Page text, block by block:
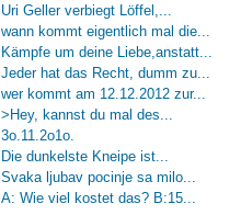
Uri Geller verbiegt Löffel,...
wann kommt eigentlich mal die...
Kämpfe um deine Liebe,anstatt...
Jeder hat das Recht, dumm zu...
wer kommt am 12.12.2012 zur...
>Hey, kannst du mal des...
3o.11.2o1o.
Die dunkelste Kneipe ist...
Svaka ljubav pocinje sa milo...
A: Wie viel kostet das? B:15...